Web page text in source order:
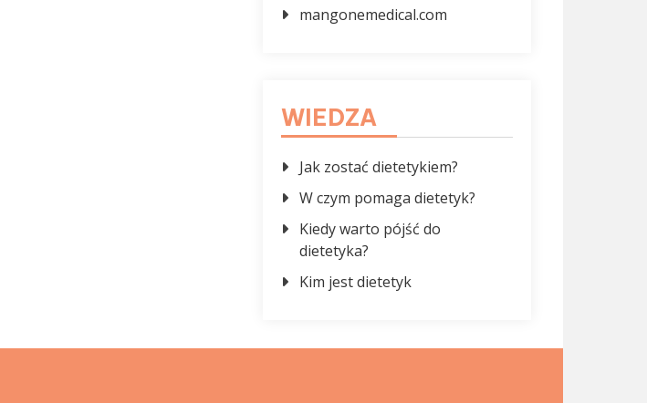
mangonemedical.com
WIEDZA
Jak zostać dietetykiem?
W czym pomaga dietetyk?
Kiedy warto pójść do
dietetyka?
Kim jest dietetyk